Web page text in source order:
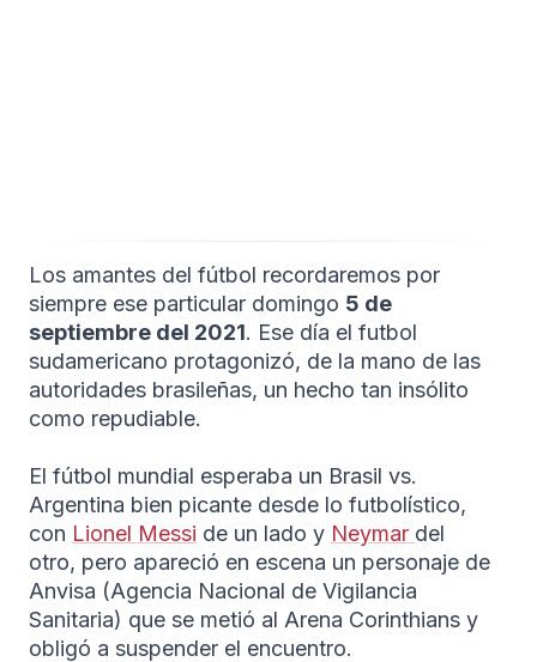
Los amantes del fútbol recordaremos por
siempre ese particular domingo 5 de
septiembre del 2021. Ese día el futbol
sudamericano protagonizó, de la mano de las
autoridades brasileñas, un hecho tan insólito
como repudiable.
El fútbol mundial esperaba un Brasil vs.
Argentina bien picante desde lo futbolístico,
con Lionel Messi de un lado y Neymar del
otro, pero apareció en escena un personaje de
Anvisa (Agencia Nacional de Vigilancia
Sanitaria) que se metió al Arena Corinthians y
obligó a suspender el encuentro.